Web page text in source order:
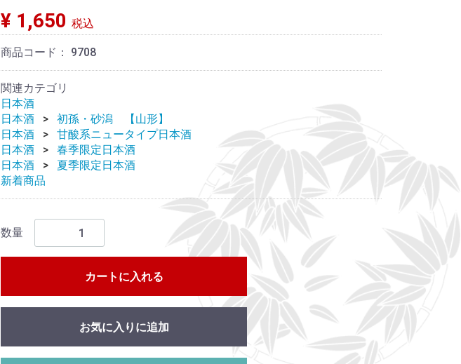
¥ 1,650 税込
商品コード： 9708
関連カテゴリ
日本酒
日本酒
初孫・砂潟 【山形】
日本酒
甘酸系ニュータイプ日本酒
日本酒
春季限定日本酒
日本酒
夏季限定日本酒
新着商品
数量
カートに入れる
お気に入りに追加